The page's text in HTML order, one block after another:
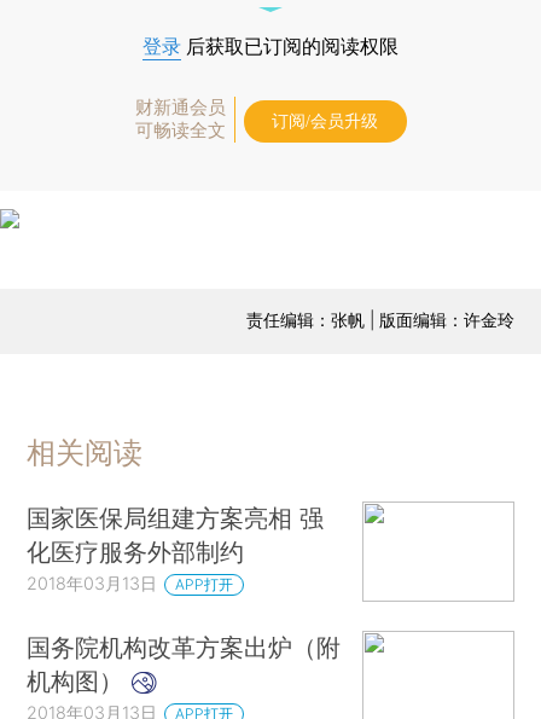
登录 后获取已订阅的阅读权限
财新通会员
可畅读全文
订阅/会员升级
责任编辑：张帆 | 版面编辑：许金玲
相关阅读
国家医保局组建方案亮相 强
化医疗服务外部制约
2018年03月13日 APP打开
国务院机构改革方案出炉（附
机构图）
2018年03月13日 APP打开